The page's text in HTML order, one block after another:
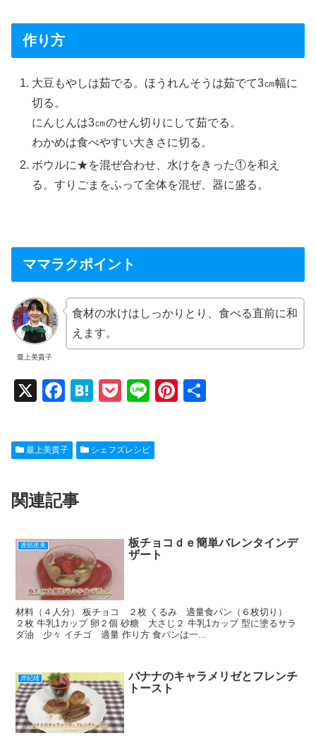
作り方
大豆もやしは茹でる。ほうれんそうは茹でて3㎝幅に
切る。
にんじんは3㎝のせん切りにして茹でる。
わかめは食べやすい大きさに切る。
ボウルに★を混ぜ合わせ、水けをきった①を和え
る。すりごまをふって全体を混ぜ、器に盛る。
ママラクポイント
最上美貴子
食材の水けはしっかりとり、食べる直前に和
えます。
X
F
c
e
o
k
H
e
n
P
ck
et
Li
e
Pi
最上美貴子 シェフズレシピ
関連記事
渡部恵美
板チョコｄｅ簡単バレンタインデ
ザート
材料（４人分） 板チョコ ２枚 くるみ 適量食パン（６枚切り）
２枚 牛乳1カップ 卵２個 砂糖 大さじ２ 牛乳1カップ 型に塗るサラ
ダ油 少々 イチゴ 適量 作り方 食パンは一...
岸紀雄
バナナのキャラメリゼとフレンチ
トースト